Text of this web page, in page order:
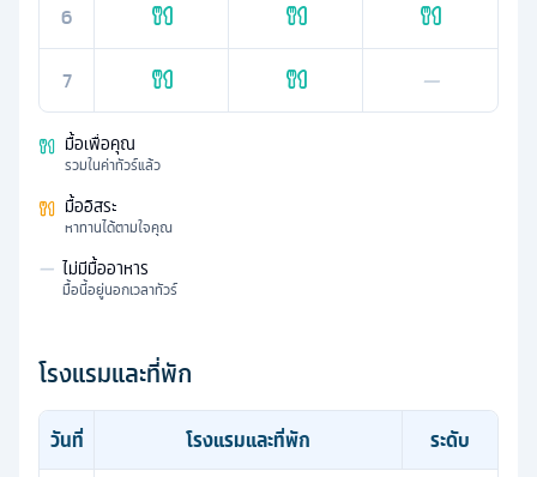
6
7 —
มื้อเพื่อคุณ
รวมในค่าทัวร์แล้ว
มื้ออิสระ
หาทานได้ตามใจคุณ
— ไม่มีมื้ออาหาร
มื้อนี้อยู่นอกเวลาทัวร์
โรงแรมและที่พัก
วันที่ โรงแรมและที่พัก
ระดับ